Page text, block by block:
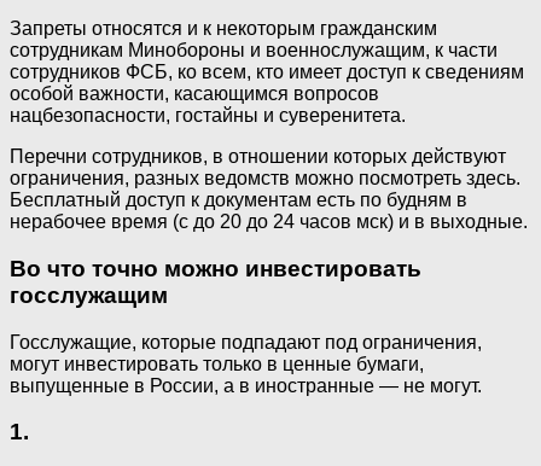
Запреты относятся и к некоторым гражданским
сотрудникам Минобороны и военнослужащим, к части
сотрудников ФСБ, ко всем, кто имеет доступ к сведениям
особой важности, касающимся вопросов
нацбезопасности, гостайны и суверенитета.
Перечни сотрудников, в отношении которых действуют
ограничения, разных ведомств можно посмотреть здесь.
Бесплатный доступ к документам есть по будням в
нерабочее время (с до 20 до 24 часов мск) и в выходные.
Во что точно можно инвестировать
госслужащим
Госслужащие, которые подпадают под ограничения,
могут инвестировать только в ценные бумаги,
выпущенные в России, а в иностранные — не могут.
1.